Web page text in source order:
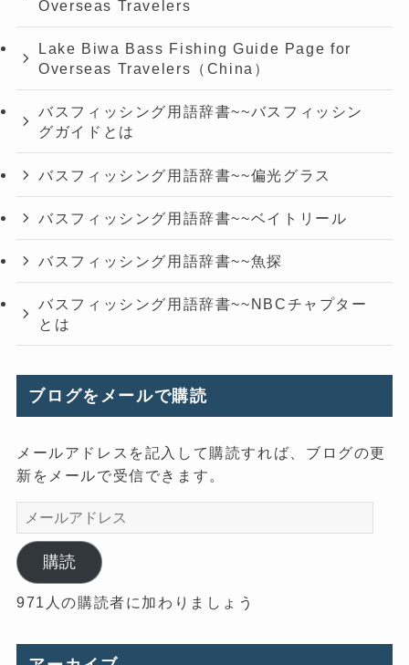
Overseas Travelers
Lake Biwa Bass Fishing Guide Page for
Overseas Travelers（China）
バスフィッシング用語辞書~~バスフィッシン
グガイドとは
バスフィッシング用語辞書~~偏光グラス
バスフィッシング用語辞書~~ベイトリール
バスフィッシング用語辞書~~魚探
バスフィッシング用語辞書~~NBCチャプター
とは
ブログをメールで購読
メールアドレスを記入して購読すれば、ブログの更
新をメールで受信できます。
メ
ー
ル
ア
ド
ス
購読
971人の購読者に加わりましょう